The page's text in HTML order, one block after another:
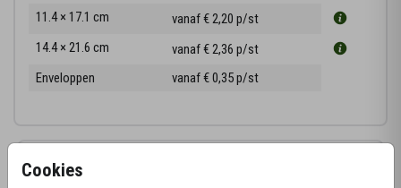
Cookies
11.4 × 17.1 cm
vanaf € 2,20 p/st
14.4 × 21.6 cm
vanaf € 2,36 p/st
Enveloppen
vanaf € 0,35p/st
Productinformatie